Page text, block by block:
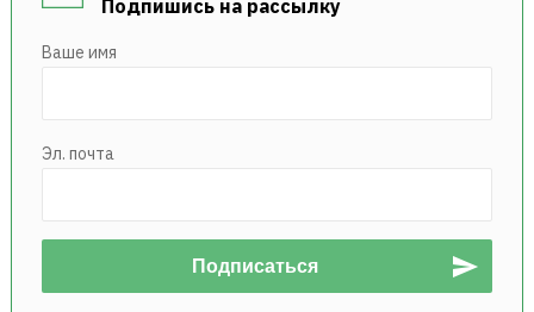
Подпишись на рассылку
Ваше имя
Эл. почта